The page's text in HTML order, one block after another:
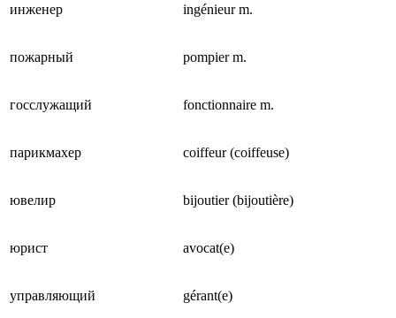
инженер ingénieur m.
пожарный pompier m.
госслужащий fonctionnaire m.
парикмахер coiffeur (coiffeuse)
ювелир bijoutier (bijoutière)
юрист avocat(e)
управляющий gérant(e)